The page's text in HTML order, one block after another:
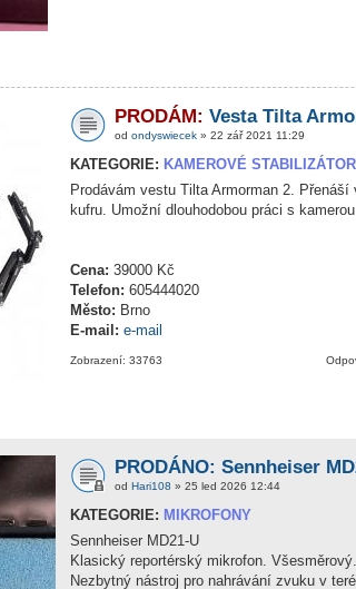
PRODÁM: Vesta Tilta
od ondyswiecek » 22 zář 2021 11:29
KATEGORIE: KAMEROVÉ
Prodávám vestu Tilta Armorman 2.
kufru. Umožní dlouhodobou práci s
Cena: 39000 Kč
Telefon: 605444020
Město: Brno
E-mail: e-mail
Zobrazení: 33763
PRODÁNO: Sennheiser
od Hari108 » 25 led 2026 12:44
KATEGORIE: MIKROFONY
Sennheiser MD21-U
Klasický reportérský mikrofon.
Nezbytný nástroj pro nahrávání zvuku v